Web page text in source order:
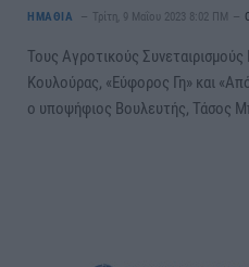
ΗΜΑΘΙΑ Τρίτη, 9 Μαΐου 2023 8:02 ΠΜ
Τους Αγροτικούς
Κουλούρας, «Εύφορος Γη» και
ο υποψήφιος Βουλευτής, Τάσος